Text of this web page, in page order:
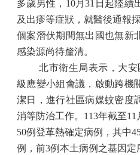
多歲男性， 10月31 日起陸續
及出疹等症狀，就醫後通報採
個案潛伏期間無出國也無新
感染源尚待釐清。
北市衛生局表示，大
級應變小組會議，啟動跨機
潔日，進行社區病媒蚊密度
消等防治工作。 113年截至11
50例登革熱確定病例，其中
例，前3例本土病例之基因定